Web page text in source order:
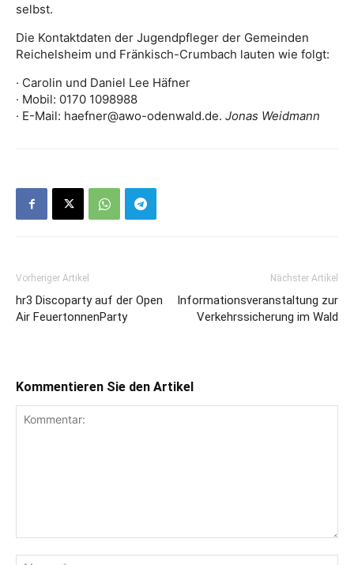
selbst.
Die Kontaktdaten der Jugendpfleger der Gemeinden
Reichelsheim und Fränkisch-Crumbach lauten wie folgt:
· Carolin und Daniel Lee Häfner
· Mobil: 0170 1098988
· E-Mail: haefner@awo-odenwald.de. Jonas Weidmann
Vorheriger Artikel
hr3 Discoparty auf der Open
Air FeuertonnenParty
Nächster Artikel
Informationsveranstaltung zur
Verkehrssicherung im Wald
Kommentieren Sie den Artikel